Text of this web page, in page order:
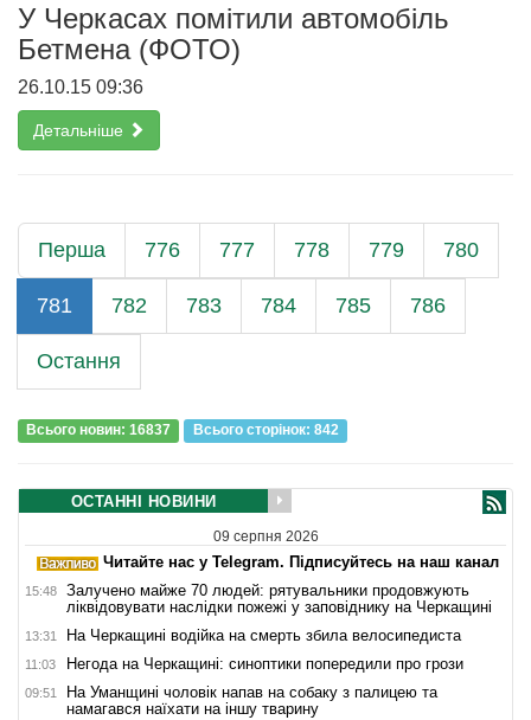
У Черкасах помітили автомобіль
Бетмена (ФОТО)
26.10.15 09:36
Детальніше
Перша 776 777 778 779 780
781 782 783 784 785 786
Остання
Всього новин: 16837 Всього сторiнок: 842
ОСТАННІ НОВИНИ
09 серпня 2026
Читайте нас у Telegram. Підписуйтесь на наш канал
15:48
Залучено майже 70 людей: рятувальники продовжують
ліквідовувати наслідки пожежі у заповіднику на Черкащині
13:31 На Черкащині водійка на смерть збила велосипедиста
11:03 Негода на Черкащині: синоптики попередили про грози
09:51
На Уманщині чоловік напав на собаку з палицею та
намагався наїхати на іншу тварину